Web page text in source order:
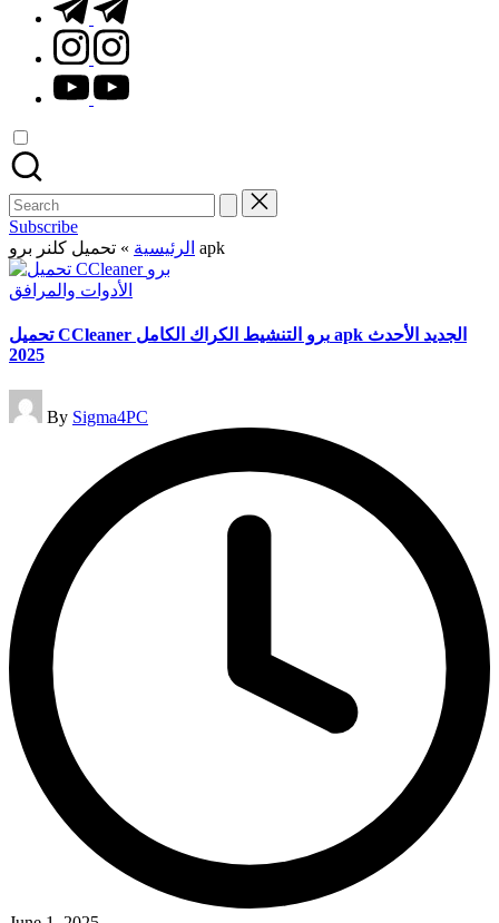
instagram.com
youtube.com
Search
for:
Subscribe
الرئيسية » تحميل كلنر برو apk
Posted
الأدوات والمرافق
تحميل CCleaner برو التنشيط الكراك الكامل apk الجديد الأحدث
2025
Posted
by
By Sigma4PC